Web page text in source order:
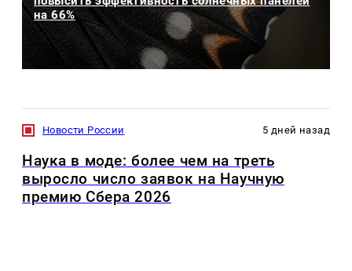
на 66%
Новости России 5 дней назад
Наука в моде: более чем на треть
выросло число заявок на Научную
премию Сбера 2026